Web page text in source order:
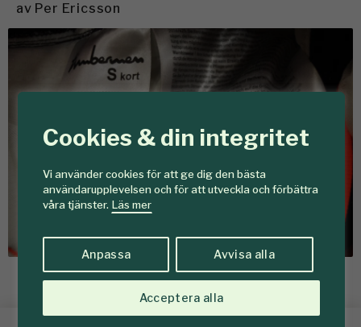
Cookies & din integritet
Vi använder cookies för att ge dig den bästa
användarupplevelsen och för att utveckla och förbättra
våra tjänster. Läs mer
Anpassa Avvisa alla
Acceptera alla
av Per Ericsson
De invändiga etiketterna säger oftast mer än utvändig märkning. Foto:
Per Ericsson